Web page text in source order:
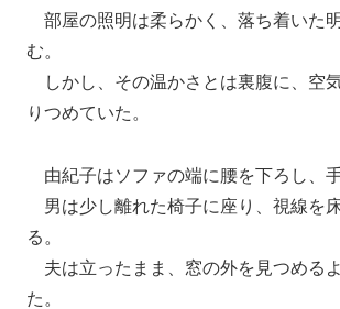
部屋の照明は柔らかく、落ち着いた
む。
しかし、その温かさとは裏腹に、空
りつめていた。
由紀子はソファの端に腰を下ろし、手
男は少し離れた椅子に座り、視線を
る。
夫は立ったまま、窓の外を見つめる
た。